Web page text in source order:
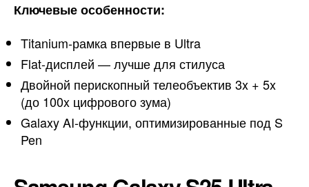
Ключевые особенности:
Titanium-рамка впервые в Ultra
Flat-дисплей — лучше для стилуса
Двойной перископный телеобъектив 3x + 5x
(до 100x цифрового зума)
Galaxy AI-функции, оптимизированные под S
Pen